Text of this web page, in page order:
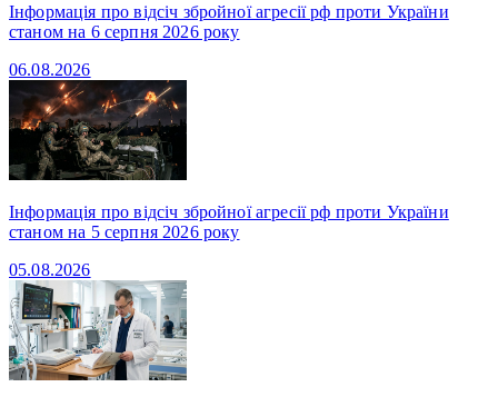
Інформація про відсіч збройної агресії рф проти України
станом на 6 серпня 2026 року
06.08.2026
Інформація про відсіч збройної агресії рф проти України
станом на 5 серпня 2026 року
05.08.2026